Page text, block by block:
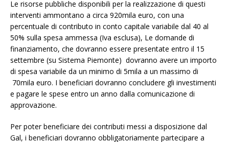
Le risorse pubbliche disponibili per la realizzazione di questi
interventi ammontano a circa 920mila euro, con una
percentuale di contributo in conto capitale variabile dal 40 al
50% sulla spesa ammessa (Iva esclusa), Le domande di
finanziamento, che dovranno essere presentate entro il 15
settembre (su Sistema Piemonte) dovranno avere un importo
di spesa variabile da un minimo di 5mila a un massimo di
70mila euro. I beneficiari dovranno concludere gli investimenti
e pagare le spese entro un anno dalla comunicazione di
approvazione.
Per poter beneficiare dei contributi messi a disposizione dal
Gal, i beneficiari dovranno obbligatoriamente partecipare a